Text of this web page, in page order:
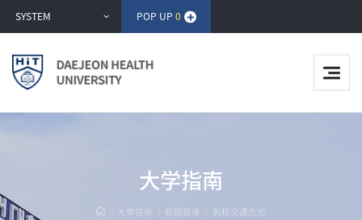
SYSTEM POP UP 0
大学指南
大学指南 校园指南 到校交通方式